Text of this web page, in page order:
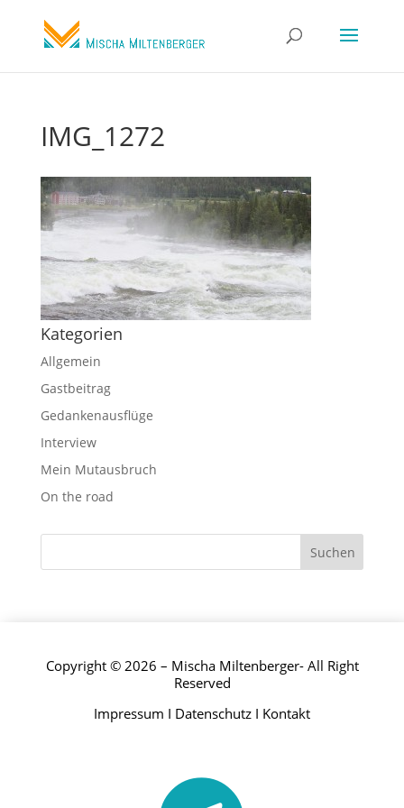
IMG_1272
Kategorien
Allgemein
Gastbeitrag
Gedankenausflüge
Interview
Mein Mutausbruch
On the road
Copyright © 2026 – Mischa Miltenberger- All Right
Reserved
Impressum I Datenschutz I Kontakt